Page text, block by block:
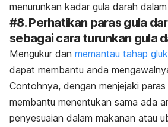
menurunkan kadar gula darah
#8. Perhatikan paras gula
sebagai cara turunkan gula
Mengukur dan memantau tahap
dapat membantu anda
Contohnya, dengan menjejaki
membantu menentukan sama ada
penyesuaian dalam makanan atau